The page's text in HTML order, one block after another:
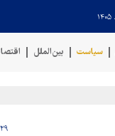
سیاست بین‌الملل
۲۹ مهر ۱۳۹۴ - ۱۳:۱۴